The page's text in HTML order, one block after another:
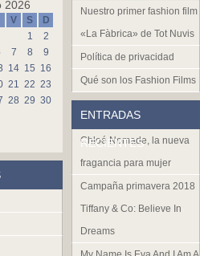
2026
V S
D
1
2
7 8
9
14 15 16
21 22 23
28 29 30
Nuestro primer fashion film
«La Fàbrica» de Tot Nuvis
Política de privacidad
Qué son los Fashion Films
ENTRADAS
RECIENTES
Chloé Nomade, la nueva
fragancia para mujer
Campaña primavera 2018
Tiffany & Co: Believe In
Dreams